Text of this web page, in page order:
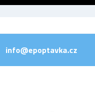
info@epoptavka.cz